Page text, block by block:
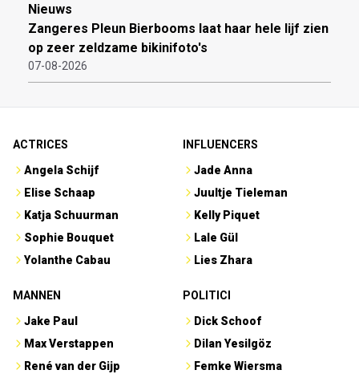
Nieuws
Zangeres Pleun Bierbooms laat haar hele lijf zien
op zeer zeldzame bikinifoto's
07-08-2026
ACTRICES
Angela Schijf
Elise Schaap
Katja Schuurman
Sophie Bouquet
Yolanthe Cabau
INFLUENCERS
Jade Anna
Juultje Tieleman
Kelly Piquet
Lale Gül
Lies Zhara
MANNEN
Jake Paul
Max Verstappen
René van der Gijp
POLITICI
Dick Schoof
Dilan Yesilgöz
Femke Wiersma